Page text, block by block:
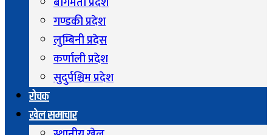
गण्डकी प्रदेश
लुम्बिनी प्रदेस
कर्णाली प्रदेश
सुदुर्पश्चिम प्रदेश
रोचक
खेल समाचार